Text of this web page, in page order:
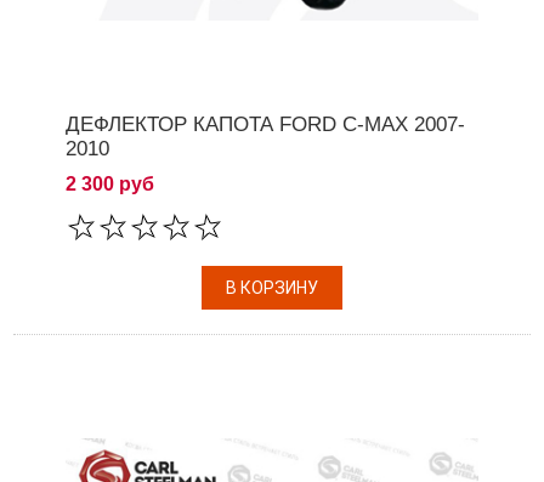
ДЕФЛЕКТОР КАПОТА FORD C-MAX 2007-
2010
2 300 руб